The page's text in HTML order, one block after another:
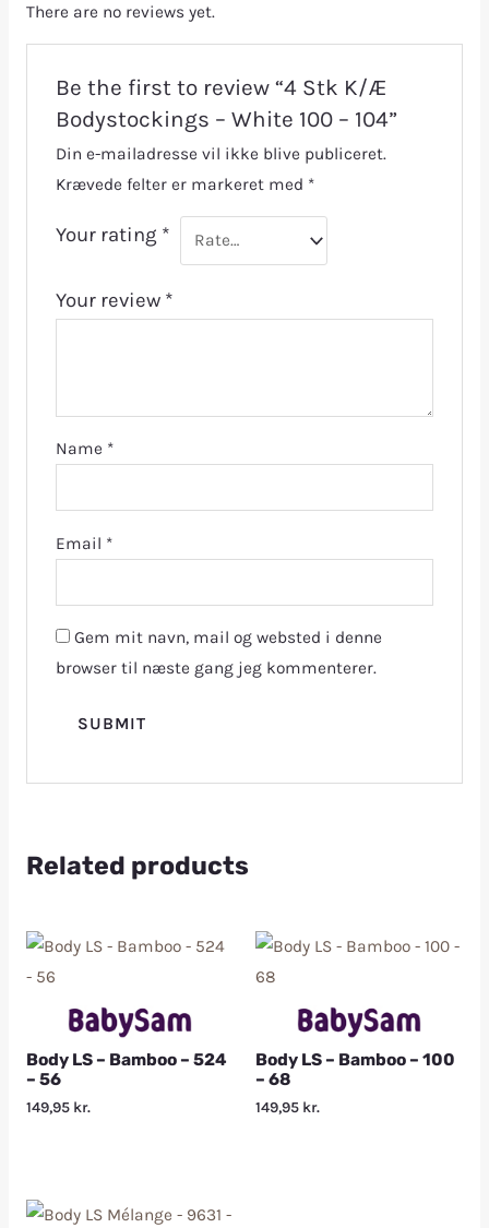
There are no reviews yet.
Be the first to review “4 Stk K/Æ
Bodystockings – White 100 – 104”
Din e-mailadresse vil ikke blive publiceret.
Krævede felter er markeret med *
Your rating *
Your review *
Name *
Email *
Gem mit navn, mail og websted i denne
browser til næste gang jeg kommenterer.
Related products
Body LS – Bamboo – 524
– 56
149,95 kr.
Body LS – Bamboo – 100
– 68
149,95 kr.